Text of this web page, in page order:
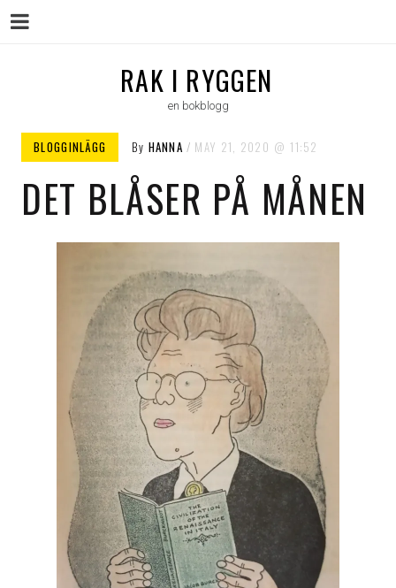
RAK I RYGGEN
en bokblogg
BLOGGINLÄGG By HANNA MAY 21, 2020 11:52
DET BLÅSER PÅ MÅNEN
Menu